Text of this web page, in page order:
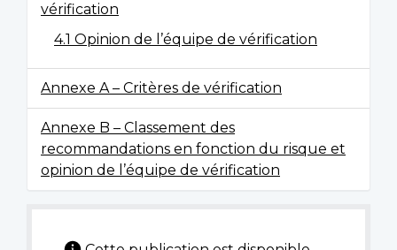
vérification
4.1 Opinion de l’équipe de vérification
Annexe A – Critères de vérification
Annexe B – Classement des
recommandations en fonction du risque et
opinion de l’équipe de vérification